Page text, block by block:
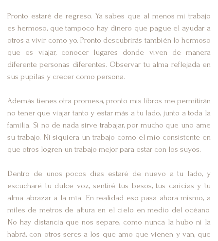
Pronto estaré de regreso. Ya sabes que al menos mi trabajo
es hermoso, que tampoco hay dinero que pague el ayudar a
otros a vivir como yo. Pronto descubrirás también lo hermoso
que es viajar, conocer lugares donde viven de manera
diferente personas diferentes. Observar tu alma reflejada en
sus pupilas y crecer como persona.
Además tienes otra promesa, pronto mis libros me permitirán
no tener que viajar tanto y estar más a tu lado, junto a toda la
familia. Si no de nada sirve trabajar, por mucho que uno ame
su trabajo. Ni siquiera un trabajo como el mío consistente en
que otros logren un trabajo mejor para estar con los suyos.
Dentro de unos pocos días estaré de nuevo a tu lado, y
escucharé tu dulce voz, sentiré tus besos, tus caricias y tu
alma abrazar a la mía. En realidad eso pasa ahora mismo, a
miles de metros de altura en el cielo en medio del océano.
No hay distancia que nos separe, como nunca la hubo ni la
habrá, con otros seres a los que amo que vienen y van, que